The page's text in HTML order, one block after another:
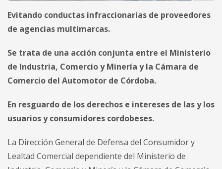
Evitando conductas infraccionarias de proveedores
de agencias multimarcas.
Se trata de una acción conjunta entre el Ministerio
de Industria, Comercio y Minería y la Cámara de
Comercio del Automotor de Córdoba.
En resguardo de los derechos e intereses de las y los
usuarios y consumidores cordobeses.
La Dirección General de Defensa del Consumidor y
Lealtad Comercial dependiente del Ministerio de